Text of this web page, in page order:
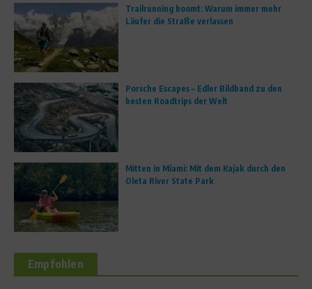
Trailrunning boomt: Warum immer mehr
Läufer die Straße verlassen
Porsche Escapes – Edler Bildband zu den
besten Roadtrips der Welt
Mitten in Miami: Mit dem Kajak durch den
Oleta River State Park
Empfohlen